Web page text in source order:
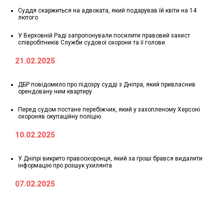
Суддя скаржиться на адвоката, який подарував їй квіти на 14
лютого
У Верховній Раді запропонували посилити правовий захист
співробітників Служби судової охорони та її голови
21.02.2025
ДБР повідомило про підозру судді з Дніпра, який привласнив
орендовану ним квартиру
Перед судом постане перебіжчик, який у захопленому Херсоні
охороняв окупаційну поліцію
10.02.2025
У Дніпрі викрито правоохоронця, який за гроші брався видалити
інформацію про розшук ухилянта
07.02.2025